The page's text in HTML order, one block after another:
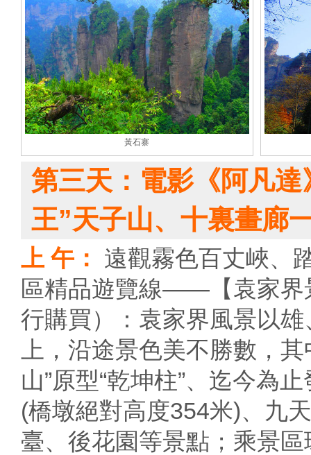
黃石寨
第三天：電影《阿凡
王”天子山、十裏畫廊
上 午：
遠觀霧色百丈峽、
區精品遊覽線——【袁家界
行購買）：袁家界風景以
上，沿途景色美不勝數，
山”原型“乾坤柱”、迄今為
(橋墩絕對高度354米)、九
臺、後花園等景點；乘景